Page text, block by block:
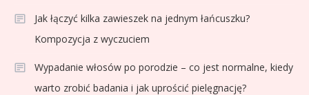
Jak łączyć kilka zawieszek na jednym łańcuszku?
Kompozycja z wyczuciem
Wypadanie włosów po porodzie – co jest normalne, kiedy
warto zrobić badania i jak uprościć pielęgnację?